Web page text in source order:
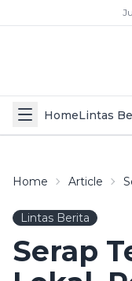
HomeLintas
Home Article
Lintas Berita
Serap